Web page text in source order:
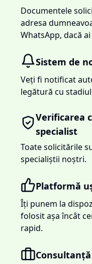
Documentele
adresa
WhatsApp, dacă
Sistem de
Veți fi notificat
legătură cu
Verificarea
specialist
Toate solicitările
specialiștii noștri.
Platformă
Îți punem la
folosit așa încât
rapid.